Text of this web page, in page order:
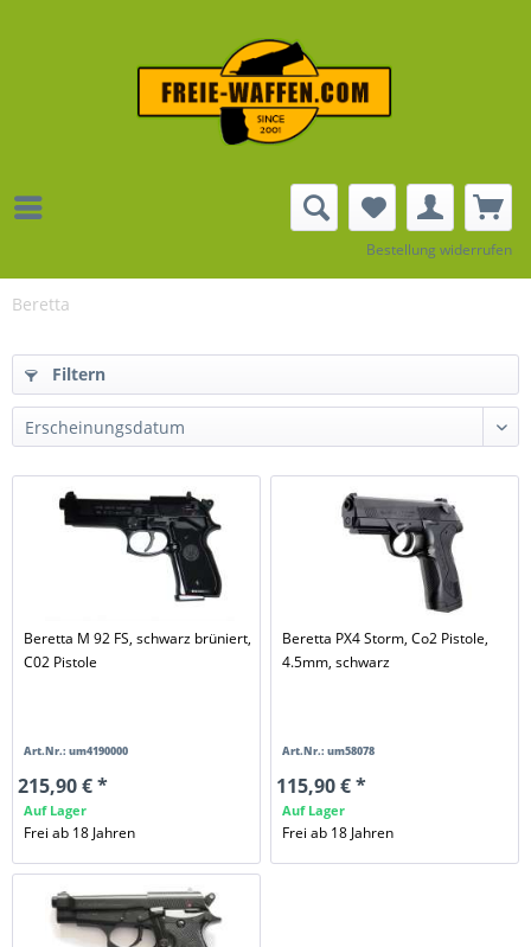
Bestellung widerrufen
Beretta
Filtern
Beretta M 92 FS, schwarz brüniert,
C02 Pistole
Art.Nr.: um4190000
215,90 € *
Auf Lager
Frei ab 18 Jahren
Beretta PX4 Storm, Co2 Pistole,
4.5mm, schwarz
Art.Nr.: um58078
115,90 € *
Auf Lager
Frei ab 18 Jahren